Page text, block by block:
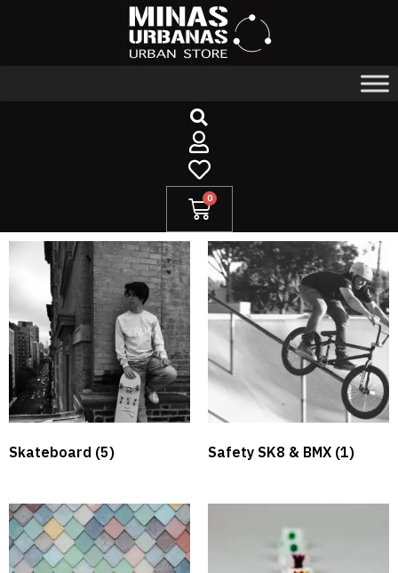
Skateboard (5) Safety SK8 & BMX​ (1)